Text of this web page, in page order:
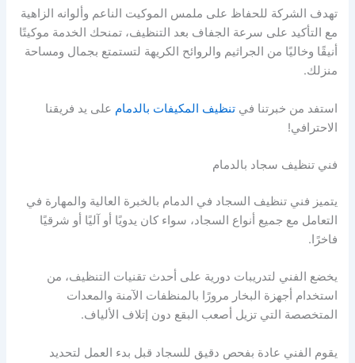
تهدف الشركة للحفاظ على ملمس الموكيت الناعم وألوانه الزاهية
مع التأكيد على سرعة الجفاف بعد التنظيف، تمنحك الخدمة موكيتًا
أنيقًا وخاليًا من الجراثيم والروائح الكريهة لتستمتع بجمال ومساحة
منزلك.
استفد من خبرتنا فيتنظيف المكيفات بالدمام على يد فريقنا
الاحترافي!
فني تنظيف سجاد بالدمام
يتميز فني تنظيف السجاد في الدمام بالخبرة العالية والمهارة في
التعامل مع جميع أنواع السجاد، سواء كان يدويًا أو آليًا أو شرقيًا
فاخرًا.
يخضع الفني لتدريبات دورية على أحدث تقنيات التنظيف، من
استخدام أجهزة البخار مرورًا بالمنظفات الآمنة والمعدات
المتخصصة التي تزيل أصعب البقع دون إتلاف الألياف.
يقوم الفني عادة بفحص دقيق للسجاد قبل بدء العمل لتحديد